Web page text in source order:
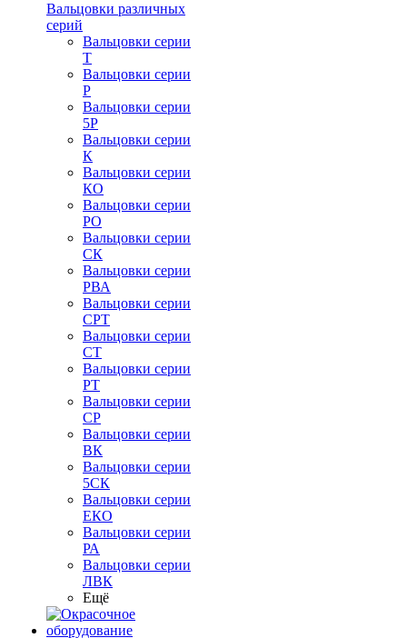
Вальцовки различных
серий
Вальцовки серии
Т
Вальцовки серии
Р
Вальцовки серии
5Р
Вальцовки серии
К
Вальцовки серии
КО
Вальцовки серии
РО
Вальцовки серии
СК
Вальцовки серии
РВА
Вальцовки серии
СРТ
Вальцовки серии
СТ
Вальцовки серии
РТ
Вальцовки серии
СР
Вальцовки серии
ВК
Вальцовки серии
5СК
Вальцовки серии
ЕКО
Вальцовки серии
РА
Вальцовки серии
ЛВК
Ещё